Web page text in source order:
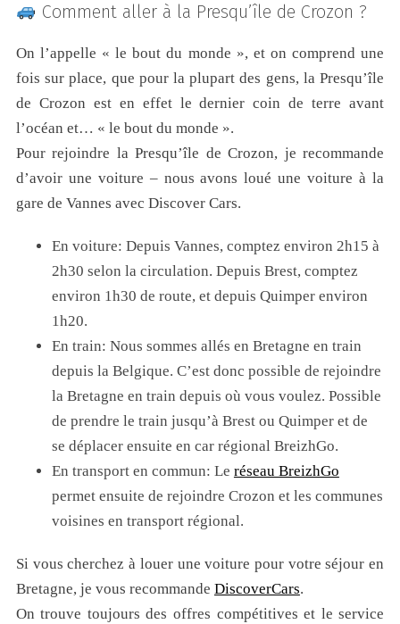
Comment aller à la Presqu’île de Crozon ?
On l’appelle « le bout du monde », et on comprend une
fois sur place, que pour la plupart des gens, la Presqu’île
de Crozon est en effet le dernier coin de terre avant
l’océan et… « le bout du monde ».
Pour rejoindre la Presqu’île de Crozon, je recommande
d’avoir une voiture – nous avons loué une voiture à la
gare de Vannes avec Discover Cars.
En voiture: Depuis Vannes, comptez environ 2h15 à
2h30 selon la circulation. Depuis Brest, comptez
environ 1h30 de route, et depuis Quimper environ
1h20.
En train: Nous sommes allés en Bretagne en train
depuis la Belgique. C’est donc possible de rejoindre
la Bretagne en train depuis où vous voulez. Possible
de prendre le train jusqu’à Brest ou Quimper et de
se déplacer ensuite en car régional BreizhGo.
En transport en commun: Le réseau BreizhGo
permet ensuite de rejoindre Crozon et les communes
voisines en transport régional.
Si vous cherchez à louer une voiture pour votre séjour en
Bretagne, je vous recommande DiscoverCars.
On trouve toujours des offres compétitives et le service